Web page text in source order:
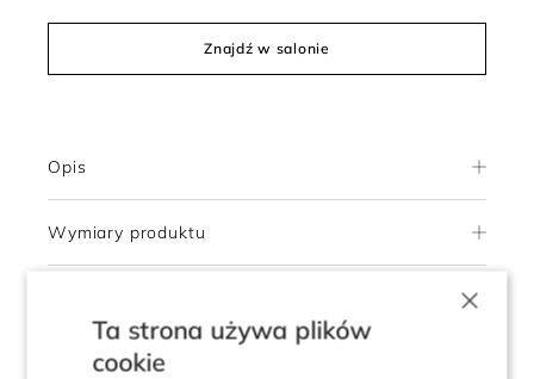
Znajdź w salonie
Opis
Wymiary produktu
Dostawa
×
Ta strona używa plików
cookie